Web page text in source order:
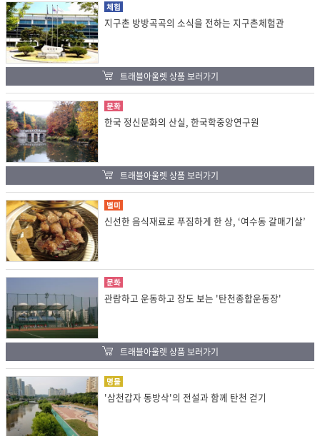
체험
지구촌 방방곡곡의 소식을 전하는 지구촌체험관
트래블아울렛 상품 보러가기
문화
한국 정신문화의 산실, 한국학중앙연구원
트래블아울렛 상품 보러가기
별미
신선한 음식재료로 푸짐하게 한 상, ‘여수동 갈매기살’
문화
관람하고 운동하고 장도 보는 '탄천종합운동장'
트래블아울렛 상품 보러가기
명물
'삼천갑자 동방삭'의 전설과 함께 탄천 걷기